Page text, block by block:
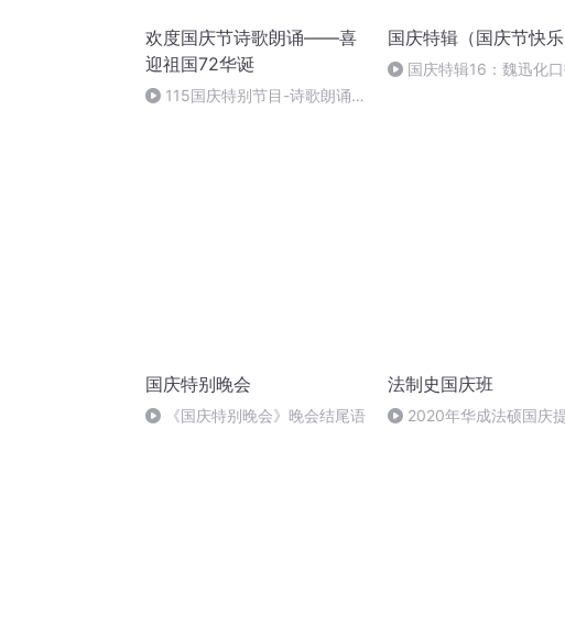
欢度国庆节诗歌朗诵——喜
迎祖国72华诞
115国庆特别节目-诗歌朗诵-
国庆特辑（国庆节快乐
国庆特辑16：魏迅化口
国庆特别晚会
《国庆特别晚会》晚会结尾语
法制史国庆班
2020年华成法硕国庆